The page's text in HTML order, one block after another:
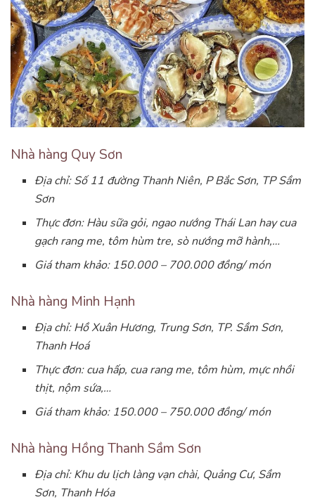
Nhà hàng Quy Sơn
Địa chỉ: Số 11 đường Thanh Niên, P Bắc Sơn, TP Sầm
Sơn
Thực đơn: Hàu sữa gỏi, ngao nướng Thái Lan hay cua
gạch rang me, tôm hùm tre, sò nướng mỡ hành,…
Giá tham khảo: 150.000 – 700.000 đồng/ món
Nhà hàng Minh Hạnh
Địa chỉ: Hồ Xuân Hương, Trung Sơn, TP. Sầm Sơn,
Thanh Hoá
Thực đơn: cua hấp, cua rang me, tôm hùm, mực nhồi
thịt, nộm sứa,…
Giá tham khảo: 150.000 – 750.000 đồng/ món
Nhà hàng Hồng Thanh Sầm Sơn
Địa chỉ: Khu du lịch làng vạn chài, Quảng Cư, Sầm
Sơn, Thanh Hóa